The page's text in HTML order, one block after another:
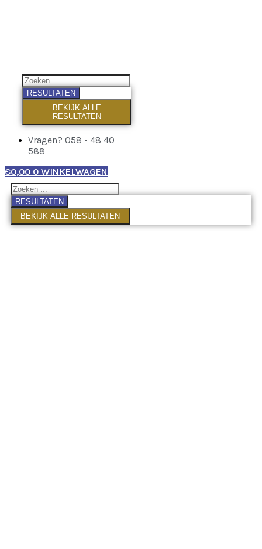
RESULTATEN
BEKIJK ALLE
RESULTATEN
Vragen? 058 - 48 40
588
€0,00 0 WINKELWAGEN
RESULTATEN
BEKIJK ALLE RESULTATEN